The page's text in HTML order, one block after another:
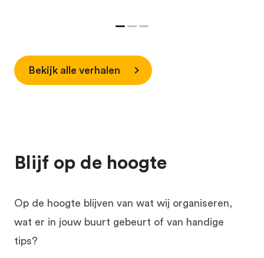
Bekijk alle verhalen
Blijf op de hoogte
Op de hoogte blijven van wat wij organiseren,
wat er in jouw buurt gebeurt of van handige
tips?